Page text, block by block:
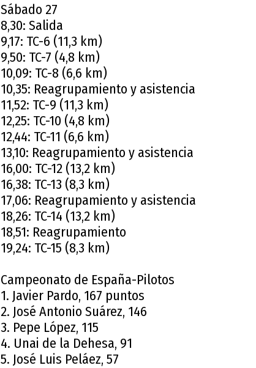
Sábado 27
8,30: Salida
9,17: TC-6 (11,3 km)
9,50: TC-7 (4,8 km)
10,09: TC-8 (6,6 km)
10,35: Reagrupamiento y asistencia
11,52: TC-9 (11,3 km)
12,25: TC-10 (4,8 km)
12,44: TC-11 (6,6 km)
13,10: Reagrupamiento y asistencia
16,00: TC-12 (13,2 km)
16,38: TC-13 (8,3 km)
17,06: Reagrupamiento y asistencia
18,26: TC-14 (13,2 km)
18,51: Reagrupamiento
19,24: TC-15 (8,3 km)
Campeonato de España-Pilotos
1. Javier Pardo, 167 puntos
2. José Antonio Suárez, 146
3. Pepe López, 115
4. Unai de la Dehesa, 91
5. José Luis Peláez, 57